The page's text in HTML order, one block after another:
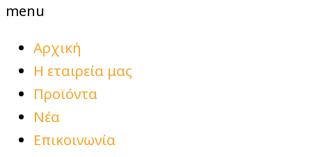
menu
Αρχική
Η εταιρεία μας
Προϊόντα
Νέα
Επικοινωνία